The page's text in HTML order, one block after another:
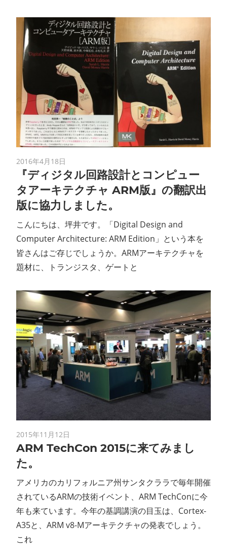
2016年4月18日
『ディジタル回路設計とコンピュー
タアーキテクチャ ARM版』の翻訳出
版に協力しました。
こんにちは、坪井です。「Digital Design and
Computer Architecture: ARM Edition」という本を
皆さんはご存じでしょうか。ARMアーキテクチャを
題材に、トランジスタ、ゲートと
2015年11月12日
ARM TechCon 2015に来てみまし
た。
アメリカのカリフォルニア州サンタクララで毎年開催
されているARMの技術イベント、ARM TechConに今
年も来ています。今年の基調講演の目玉は、Cortex-
A35と、ARM v8-Mアーキテクチャの発表でしょう。
これ